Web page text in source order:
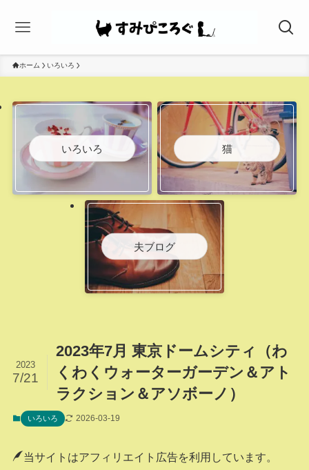
ホーム いろいろ
いろいろ 猫
夫ブログ
2023年7月 東京ドームシティ（わ
くわくウォーターガーデン＆アト
ラクション＆アソボーノ）
2023
7/21
いろいろ 2026-03-19
当サイトはアフィリエイト広告を利用しています。